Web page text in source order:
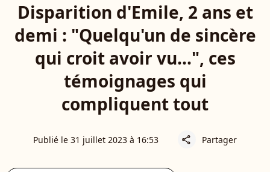
Disparition d'Emile, 2 ans et
demi : "Quelqu'un de sincère
qui croit avoir vu...", ces
témoignages qui
compliquent tout
Publié le 31 juillet 2023 à 16:53 share Partager